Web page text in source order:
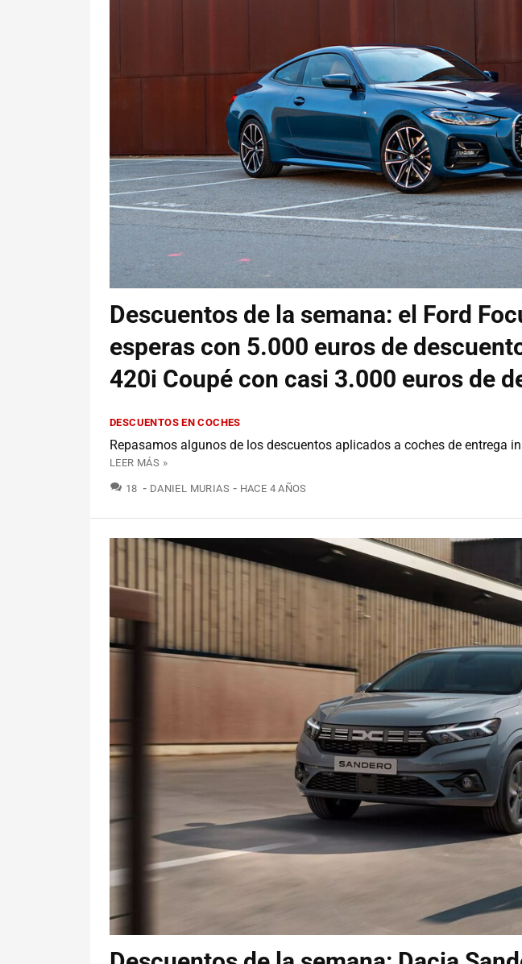
Descuentos de la semana: el Ford
esperas con 5.000 euros de
420i Coupé con casi 3.000 euros de
DESCUENTOS EN COCHES
Repasamos algunos de los descuentos aplicados a coches de entrega
LEER MÁS »
18 COMENTARIOS
DANIEL MURIAS HACE 4 AÑOS